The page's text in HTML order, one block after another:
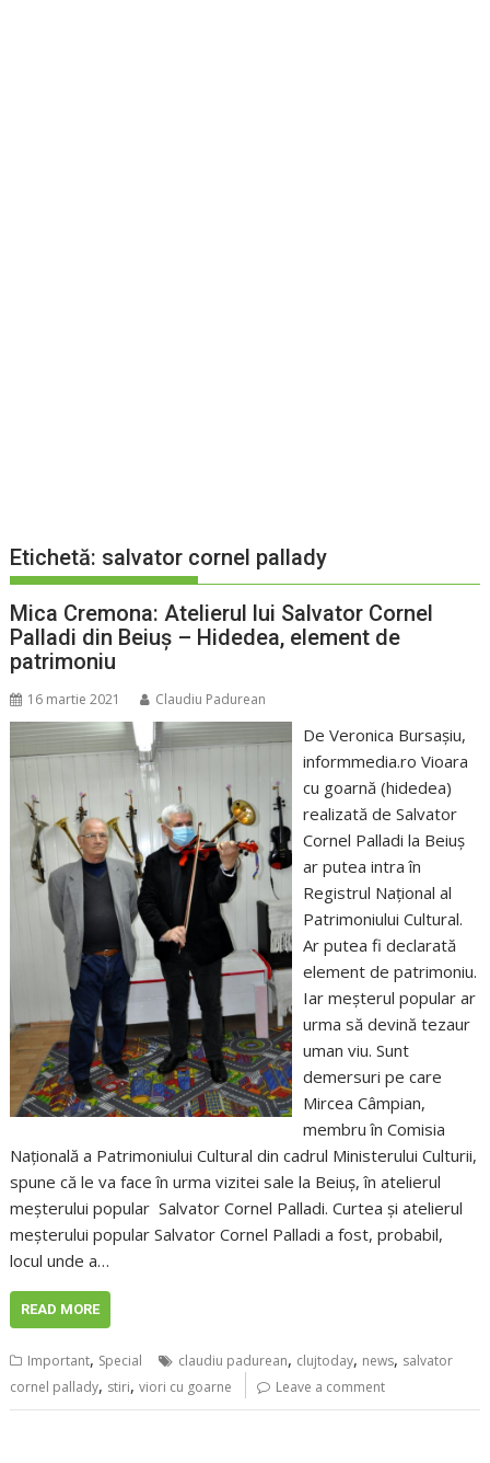
Etichetă: salvator cornel pallady
Mica Cremona: Atelierul lui Salvator Cornel
Palladi din Beiuș – Hidedea, element de
patrimoniu
16 martie 2021 Claudiu Padurean
De Veronica Bursașiu,
informmedia.ro Vioara
cu goarnă (hidedea)
realizată de Salvator
Cornel Palladi la Beiuș
ar putea intra în
Registrul Național al
Patrimoniului Cultural.
Ar putea fi declarată
element de patrimoniu.
Iar meșterul popular ar
urma să devină tezaur
uman viu. Sunt
demersuri pe care
Mircea Câmpian,
membru în Comisia
Națională a Patrimoniului Cultural din cadrul Ministerului Culturii,
spune că le va face în urma vizitei sale la Beiuș, în atelierul
meșterului popular Salvator Cornel Palladi. Curtea și atelierul
meșterului popular Salvator Cornel Palladi a fost, probabil,
locul unde a…
READ MORE
Important, Special claudiu padurean, clujtoday, news, salvator
cornel pallady, stiri,viori cu goarne Leave a comment